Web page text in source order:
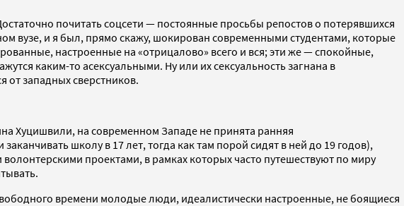
почитать соцсети — постоянные просьбы репостов о потерявшихся
вузе, и я был, прямо скажу, шокирован современными студентами, которые
настроенные на «отрицалово» всего и вся; эти же — спокойные,
каким-то асексуальными. Ну или их сексуальность загнана в
западных сверстников.
Хуцишвили, на современном Западе не принята ранняя
школу в 17 лет, тогда как там порой сидят в ней до 19 годов),
проектами, в рамках которых часто путешествуют по миру
времени молодые люди, идеалистически настроенные, не боящиеся